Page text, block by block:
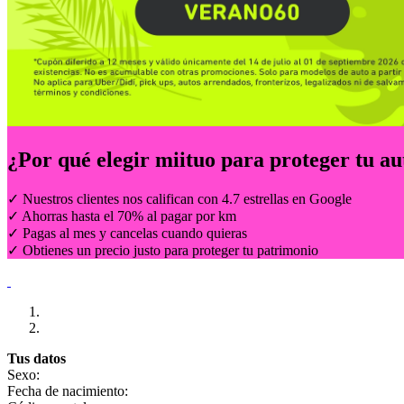
¿Por qué elegir miituo para proteger tu
✓ Nuestros clientes nos califican con 4.7 estrellas en Google
✓ Ahorras hasta el 70% al pagar por km
✓ Pagas al mes y cancelas cuando quieras
✓ Obtienes un precio justo para proteger tu patrimonio
Tus datos
Sexo:
Fecha de nacimiento: